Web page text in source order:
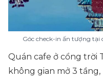
Góc check-in ấn tượng
Quán cafe ở cổng trời
không gian mở 3